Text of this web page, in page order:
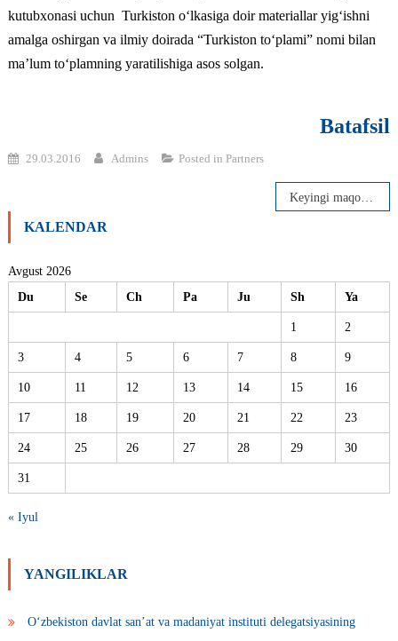
kutubxonasi uchun Turkiston o‘lkasiga doir materiallar yig‘ishni
amalga oshirgan va ilmiy doirada “Turkiston to‘plami” nomi bilan
ma’lum to‘plamning yaratilishiga asos solgan.
Batafsil
29.03.2016 Admins Posted in Partners
menyusi
Keyingi maqola
KALENDAR
Avgust 2026
Du
Se Ch Pa Ju Sh Ya
1 2
3 4 5 6 7 8 9
10 11 12 13 14 15 16
17 18 19 20 21 22 23
24 25 26 27 28 29 30
31
« Iyul
YANGILIKLAR
O‘zbekiston davlat san’at va madaniyat instituti delegatsiyasining